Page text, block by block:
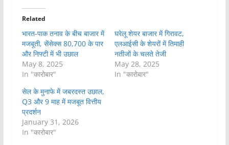
Related
भारत-पाक तनाव के बीच बाजार में
मजबूती, सेंसेक्स 80,700 के पार
और निफ्टी में भी उछाल
May 8, 2025
In "कारोबार"
घरेलू शेयर बाजार में गिरावट,
एलआईसी के शेयरों में तिमाही
नतीजों के चलते तेजी
May 28, 2025
In "कारोबार"
सेल के मुनाफे में जबरदस्त उछाल,
Q3 और 9 माह में मजबूत वित्तीय
प्रदर्शन
January 31, 2026
In "कारोबार"